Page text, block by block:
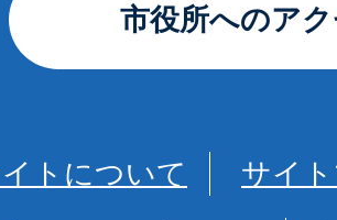
市役所へのア
トについて
サイ